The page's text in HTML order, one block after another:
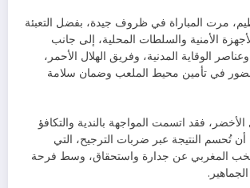
مرت المباراة في ظروف جيدة، بفضل التعبئة
الأمنية والسلطات المحلية، إلى جانب
الوقاية المدنية، وفريق الهلال الأحمر،
في تأمين محيط الملعب وضمان سلامة
فقد اتسمت المواجهة بالندية والتكافؤ
أن تُحسم النتيجة عبر ضربات الترجيح، التي
المغربي عن جدارة واستحقاق، وسط فرحة